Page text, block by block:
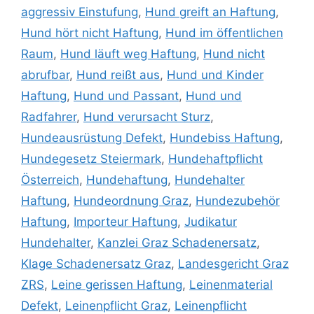
aggressiv Einstufung, Hund greift an Haftung,
Hund hört nicht Haftung, Hund im öffentlichen
Raum, Hund läuft weg Haftung, Hund nicht
abrufbar, Hund reißt aus, Hund und Kinder
Haftung, Hund und Passant, Hund und
Radfahrer, Hund verursacht Sturz,
Hundeausrüstung Defekt, Hundebiss Haftung,
Hundegesetz Steiermark, Hundehaftpflicht
Österreich, Hundehaftung, Hundehalter
Haftung, Hundeordnung Graz, Hundezubehör
Haftung, Importeur Haftung, Judikatur
Hundehalter, Kanzlei Graz Schadenersatz,
Klage Schadenersatz Graz, Landesgericht Graz
ZRS, Leine gerissen Haftung, Leinenmaterial
Defekt, Leinenpflicht Graz, Leinenpflicht